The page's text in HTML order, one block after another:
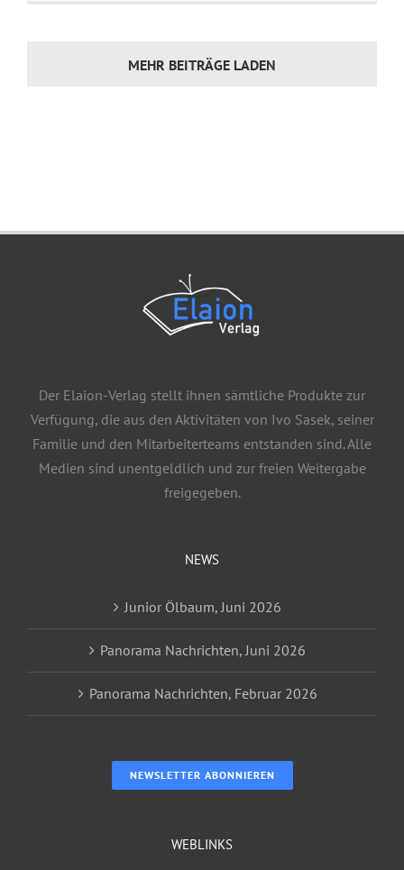
MEHR BEITRÄGE LADEN
Der Elaion-Verlag stellt ihnen sämtliche Produkte zur
Verfügung, die aus den Aktivitäten von Ivo Sasek, seiner
Familie und den Mitarbeiterteams entstanden sind. Alle
Medien sind unentgeldlich und zur freien Weitergabe
freigegeben.
NEWS
Junior Ölbaum, Juni 2026
Panorama Nachrichten, Juni 2026
Panorama Nachrichten, Februar 2026
NEWSLETTER ABONNIEREN
WEBLINKS